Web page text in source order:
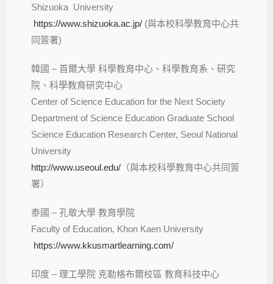
Shizuoka University
https://www.shizuoka.ac.jp/ (與本校科學教育中心共
同簽署)
韓國 – 首爾大學 科學教育中心、科學教育系、研究
院、科學教育研究中心
Center of Science Education for the Next Society
Department of Science Education Graduate School
Science Education Research Center, Seoul National
University
http://www.useoul.edu/ （與本校科學教育中心共同簽
署）
泰國 – 孔敬大學 教育學院
Faculty of Education, Khon Kaen University
https://www.kkusmartlearning.com/
印度 – 理工學院 克勒格布爾校區 教育科技中心